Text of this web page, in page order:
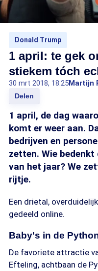
Donald Trump
1 april: te gek
stiekem tóch
30 mrt 2018, 18:25Martijn
Delen
1 april, de dag
komt er weer aan.
bedrijven en
zetten. Wie
van het jaar? We
rijtje.
Een drietal,
gedeeld online.
Baby's in de
De favoriete attractie
Efteling, achtbaan de